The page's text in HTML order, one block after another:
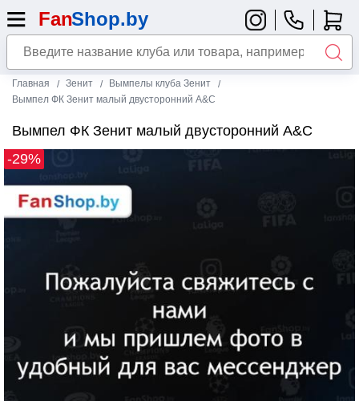
Главная Зенит
Вымпелы клуба Зенит
Вымпел ФК Зенит малый двусторонний A&C
Вымпел ФК Зенит малый двусторонний A&C
-29%